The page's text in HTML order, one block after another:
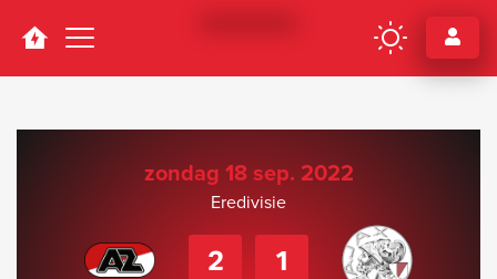
Navigation
zondag 18 sep. 2022
Eredivisie
2 1